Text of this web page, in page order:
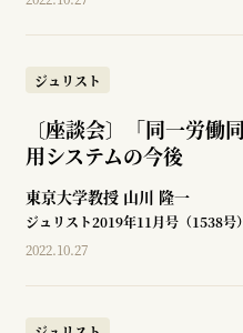
ジュリスト
〔座談会〕「同一労働
用システムの今後
東京大学教授 山川 隆一
ジュリスト2019年11月号（1538号
2022.10.27